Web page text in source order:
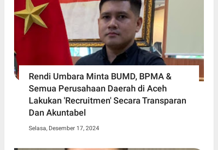
Rendi Umbara Minta BUMD, BPMA &
Semua Perusahaan Daerah di Aceh
Lakukan 'Recruitmen' Secara Transparan
Dan Akuntabel
Selasa, Desember 17, 2024